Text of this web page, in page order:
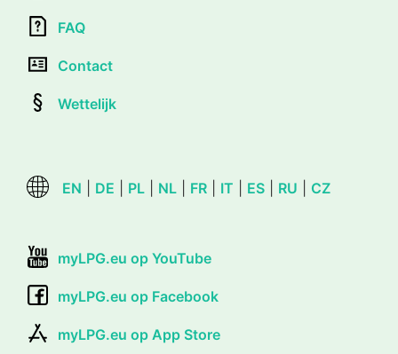
FAQ
Contact
Wettelijk
EN DE PL NL FR IT ES RU CZ
myLPG.eu op YouTube
myLPG.eu op Facebook
myLPG.eu op App Store